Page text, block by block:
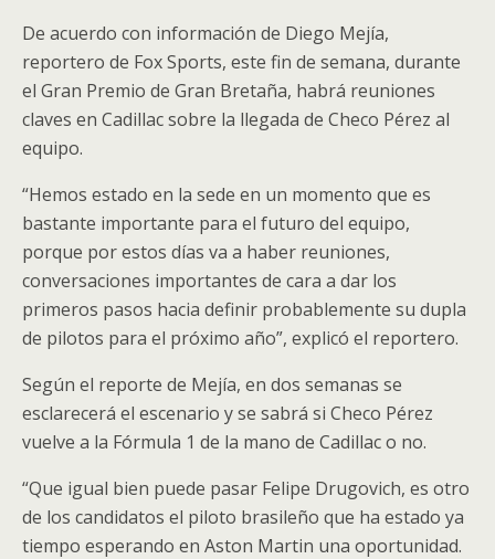
De acuerdo con información de Diego Mejía,
reportero de Fox Sports, este fin de semana, durante
el Gran Premio de Gran Bretaña, habrá reuniones
claves en Cadillac sobre la llegada de Checo Pérez al
equipo.
“Hemos estado en la sede en un momento que es
bastante importante para el futuro del equipo,
porque por estos días va a haber reuniones,
conversaciones importantes de cara a dar los
primeros pasos hacia definir probablemente su dupla
de pilotos para el próximo año”, explicó el reportero.
Según el reporte de Mejía, en dos semanas se
esclarecerá el escenario y se sabrá si Checo Pérez
vuelve a la Fórmula 1 de la mano de Cadillac o no.
“Que igual bien puede pasar Felipe Drugovich, es otro
de los candidatos el piloto brasileño que ha estado ya
tiempo esperando en Aston Martin una oportunidad.